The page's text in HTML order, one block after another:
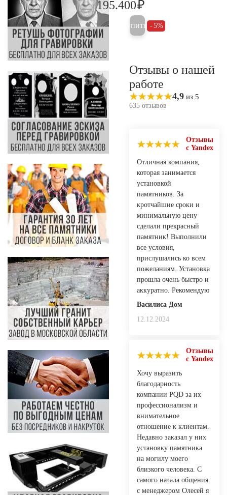
195.400₽
Купить 5%
Отзывы о нашей
работе
4,9 из 5
635 отзывов
Отзывы
с Yandex
Отличная компания,
которая занимается
установкой
памятников. За
кротчайшие сроки и
минимальную цену
сделали прекрасный
памятник! Выполнили
все условия,
прислушались ко всем
пожеланиям. Установка
прошла очень быстро и
аккуратно. Рекомендую
Василиса Дом
12.12.2024
Отзывы
с Yandex
Хочу выразить
благодарность
компании PQD за их
профессионализм и
внимательное
отношение к клиентам.
Недавно заказал у них
установку памятника
на могилу моего
близкого человека. С
самого начала общения
с менеджером Олесей я